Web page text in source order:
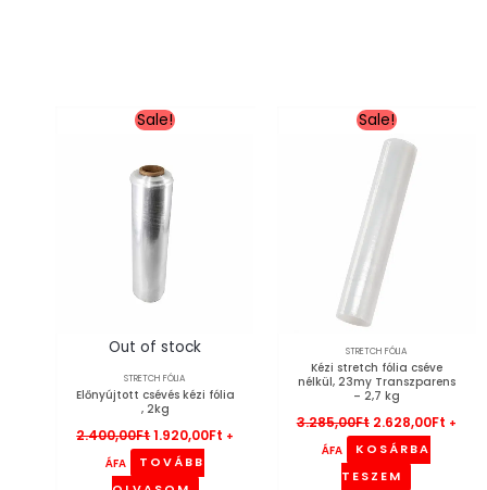
Sale!
Out of stock
STRETCH FÓLIA
Előnyújtott csévés kézi fólia
, 2kg
2.400,00Ft
Original
price
2.400,00Ft.
1.920,00Ft +
ÁFA
TOVÁBB
Sale!
STRETCH FÓLIA
Kézi stretch fólia cséve
nélkül, 23my Transzparens
– 2,7 kg
3.285,00Ft
Original
price
was:
3.285,00Ft.
2.628,00Ft +
ÁFA
KOSÁRBA
TESZEM